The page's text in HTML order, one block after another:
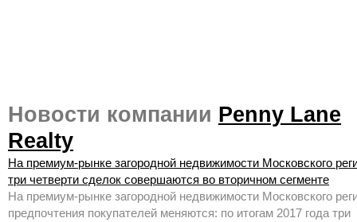
Новости компании Penny Lane
Realty
На премиум-рынке загородной недвижимости Московского
три четверти сделок совершаются во вторичном сегменте
На премиум-рынке загородной недвижимости Московского
предпочтения покупателей меняются: по итогам 2017 года три